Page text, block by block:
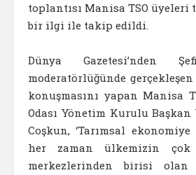
toplantısı Manisa TSO üyeleri
bir ilgi ile takip edildi.
Dünya Gazetesi’nden
moderatörlüğünde
konuşmasını yapan Manisa
Odası Yönetim Kurulu Başkan
Coşkun, ‘Tarımsal ekonomiye
her zaman ülkemizin
merkezlerinden birisi olan